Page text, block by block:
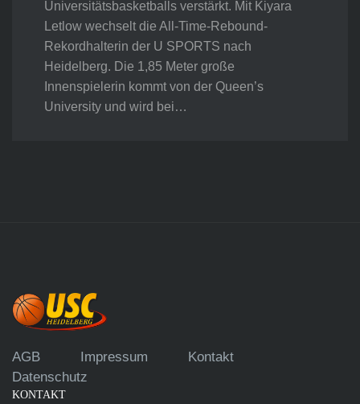
Universitätsbasketballs verstärkt. Mit Kiyara
Letlow wechselt die All-Time-Rebound-
Rekordhalterin der U SPORTS nach
Heidelberg. Die 1,85 Meter große
Innenspielerin kommt von der Queen’s
University und wird bei…
AGB Impressum
Kontakt
Datenschutz
KONTAKT